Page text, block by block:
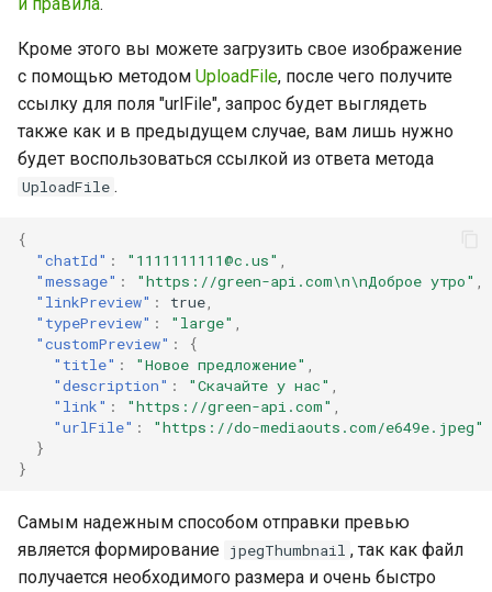
Кроме этого вы можете загрузить свое изображение
с помощью методом UploadFile, после чего получите
ссылку для поля "urlFile", запрос будет выглядеть
также как и в предыдущем случае, вам лишь нужно
будет воспользоваться ссылкой из ответа метода
UploadFile .
{
"chatId" : "1111111111@c.us"
"message" : "https://green-api.com\n\nДоброе утро"
"linkPreview" : true
"typePreview" : "large"
"customPreview" :
{
"title" : "Новое предложение"
"description" : "Скачайте у нас"
"link" : "https://green-api.com"
"urlFile" :
"https://do-mediaouts.com/e649e.jpeg"
}
}
Самым надежным способом отправки превью
является формирование jpegThumbnail , так как файл
получается необходимого размера и очень быстро